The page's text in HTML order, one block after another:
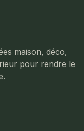
maison, déco,
pour rendre le